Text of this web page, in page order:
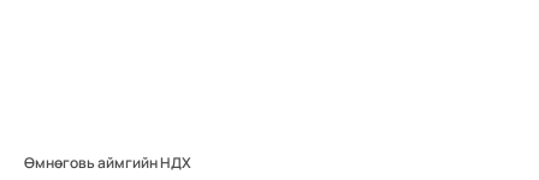
Өмнөговь аймгийн НДХ